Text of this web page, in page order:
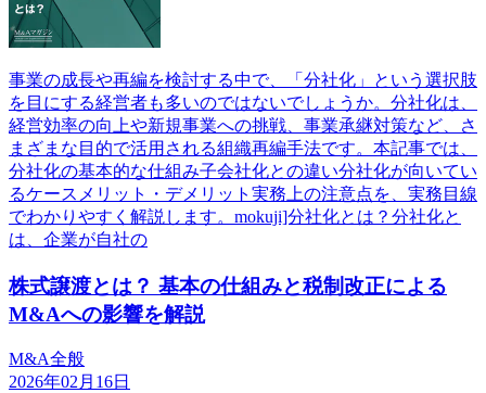
事業の成長や再編を検討する中で、「分社化」という選択肢
を目にする経営者も多いのではないでしょうか。分社化は、
経営効率の向上や新規事業への挑戦、事業承継対策など、さ
まざまな目的で活用される組織再編手法です。本記事では、
分社化の基本的な仕組み子会社化との違い分社化が向いてい
るケースメリット・デメリット実務上の注意点を、実務目線
でわかりやすく解説します。mokuji]分社化とは？分社化と
は、企業が自社の
株式譲渡とは？ 基本の仕組みと税制改正による
M&Aへの影響を解説
M&A全般
2026年02月16日